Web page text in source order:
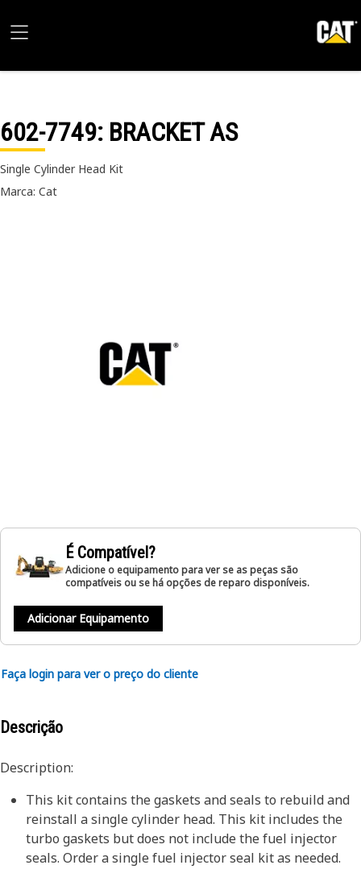
602-7749: BRACKET AS
Single Cylinder Head Kit
Marca: Cat
É Compatível?
Adicione o equipamento para ver se as peças são
compatíveis ou se há opções de reparo disponíveis.
Adicionar Equipamento
Faça login para ver o preço do cliente
Descrição
Description:
This kit contains the gaskets and seals to rebuild and
reinstall a single cylinder head. This kit includes the
turbo gaskets but does not include the fuel injector
seals. Order a single fuel injector seal kit as needed.